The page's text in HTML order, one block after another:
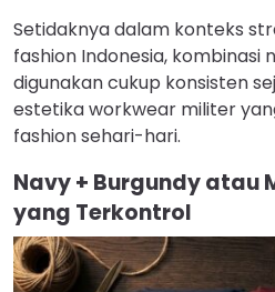
Setidaknya dalam konteks
fashion Indonesia, kombinasi
digunakan cukup konsisten
estetika workwear militer
fashion sehari-hari.
Navy + Burgundy atau
yang Terkontrol